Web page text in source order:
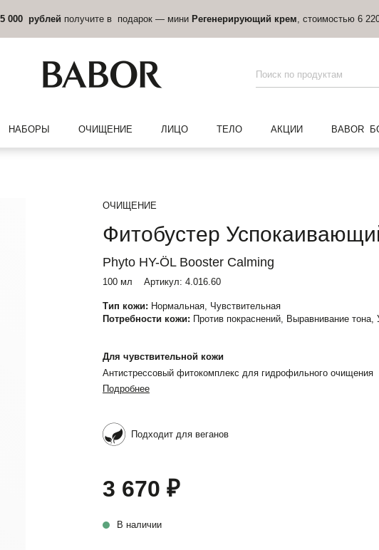
000 рублей получите в подарок — мини Регенерирующий крем , стоимостью 6
НАБОРЫ ОЧИЩЕНИЕ ЛИЦО ТЕЛО АКЦИИ BABOR
ОЧИЩЕНИЕ
Фитобустер
Phyto HY-ÖL Booster Calming
100 мл Артикул: 4.016.60
Тип кожи: Нормальная, Чувствительная
Потребности кожи: Против покраснений, Выравнивание
Для чувствительной кожи
Антистрессовый фитокомплекс для гидрофильного очищения
Подробнее
Подходит для веганов
3 670 ₽
В наличии